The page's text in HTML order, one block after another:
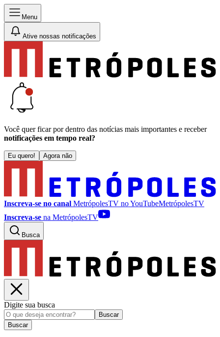
Menu
Ative nossas notificações
Você quer ficar por dentro das notícias mais importantes e receber
notificações em tempo real?
Eu quero! Agora não
Inscreva-se no canal MetrópolesTV noYouTubeMetrópolesTV
Inscreva-se na MetrópolesTV
Busca
Digite sua busca
Buscar
Buscar